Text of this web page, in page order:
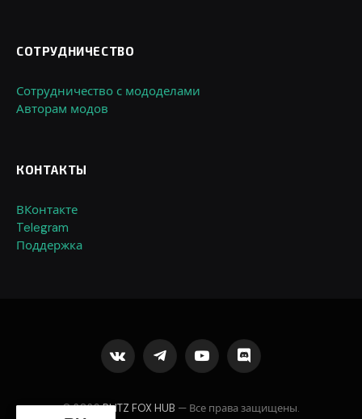
СОТРУДНИЧЕСТВО
Сотрудничество с мододелами
Авторам модов
КОНТАКТЫ
ВКонтакте
Telegram
Поддержка
VKontakteTelegramYouTubeDiscord
© 2026BLITZ FOX HUB — Все права защищены.